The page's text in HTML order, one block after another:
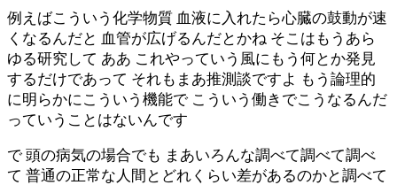
例えばこういう化学物質 血液に入れたら心臓の鼓動が速
くなるんだと 血管が広げるんだとかね そこはもうあら
ゆる研究して ああ これやっていう風にもう何とか発見
するだけであって それもまあ推測談ですよ もう論理的
に明らかにこういう機能で こういう働きでこうなるんだ
っていうことはないんです
で 頭の病気の場合でも まあいろんな調べて調べて調べ
て 普通の正常な人間とどれくらい差があるのかと調べて